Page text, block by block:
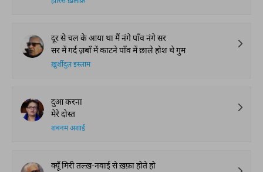
दूर से चल के आया था मैं नंगे पाँव नंगे सर
सर में गर्द ज़बाँ में काटने पाँव में छाले होश थे गुम
ख़ुर्शीदुल इस्लाम
दुआ करना
मेरे दोस्त
शबनम अशाई
क्यूँ मिरी तल्ख़-नवाई से ख़फ़ा होते हो